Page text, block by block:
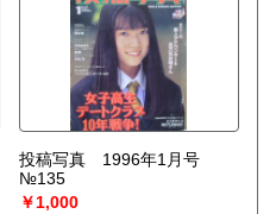
投稿写真 1996年1月号
№135
￥1,000